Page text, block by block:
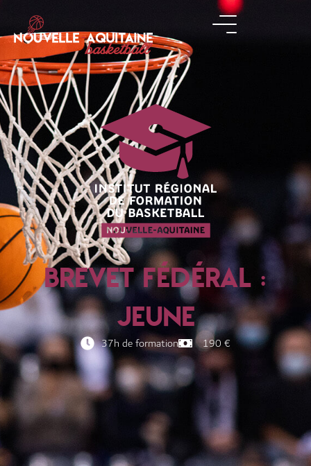
BREVET FÉDÉRAL :
JEUNE
37h de formation 190 €